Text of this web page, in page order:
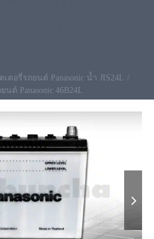
เตอรี่รถยนต์ Panasonic น้ำ JIS24L
นต์ Panasonic 46B24L
